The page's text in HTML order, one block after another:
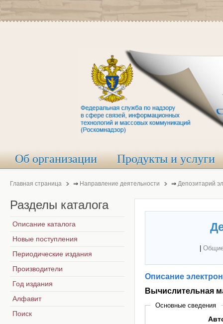
Об организации Продукты и услуги
Главная страница ⇒ Направление деятельности ⇒ Депозитарий
Описание
Вычислительная
Основные сведения
Разделы каталога
Описание каталога
Новые поступления
Периодические издания
Производители
Год издания
Алфавит
Поиск